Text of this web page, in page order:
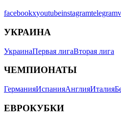
facebookxyoutubeinstagramtelegram
УКРАИНА
УкраинаПервая лигаВторая лига
ЧЕМПИОНАТЫ
ГерманияИспанияАнглияИталия
ЕВРОКУБКИ